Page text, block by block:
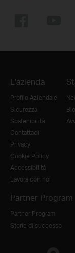
L'azienda
Profilo Aziendale
Sicurezza
Sostenibilità
Contattaci
Privacy
Cookie Policy
Accessibilità
Lavora con noi
Partner Program
Partner Program
Storie di successo